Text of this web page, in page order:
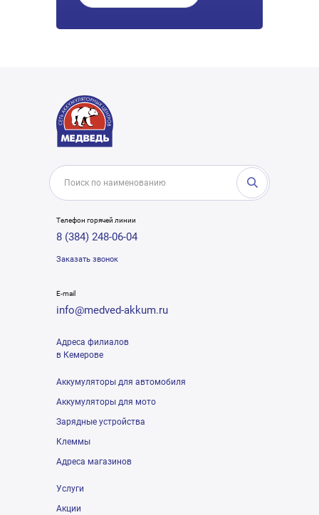
Телефон горячей линии
8 (384) 248-06-04
Заказать звонок
E-mail
info@medved-akkum.ru
Адреса филиалов
в Кемерове
Аккумуляторы для автомобиля
Аккумуляторы для мото
Зарядные устройства
Клеммы
Адреса магазинов
Услуги
Акции